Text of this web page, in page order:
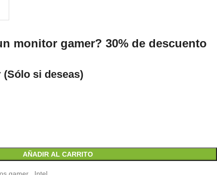
monitor gamer? 30% de descuento
si deseas)
AÑADIR AL CARRITO